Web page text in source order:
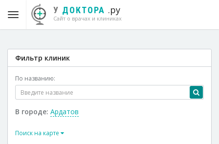
У ДОКТОРА .ру
Сайт о врачах и клиниках
Фильтр клиник
По названию:
В городе: Ардатов
Поиск на карте